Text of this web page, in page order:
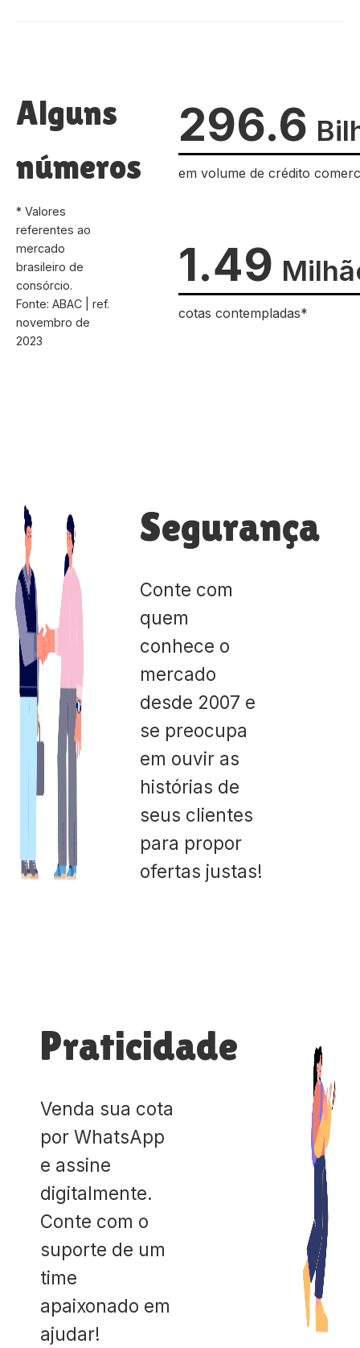
Alguns
números
* Valores
referentes ao
mercado
brasileiro de
consórcio.
Fonte: ABAC | ref.
novembro de
2023
296.6
em volume de crédito
1.49
cotas contempladas*
Segurança
Conte com
quem
conhece o
mercado
desde 2007 e
se preocupa
em ouvir as
histórias de
seus clientes
para propor
ofertas justas!
Praticidade
Venda sua cota
por WhatsApp
e assine
digitalmente.
Conte com o
suporte de um
time
apaixonado em
ajudar!